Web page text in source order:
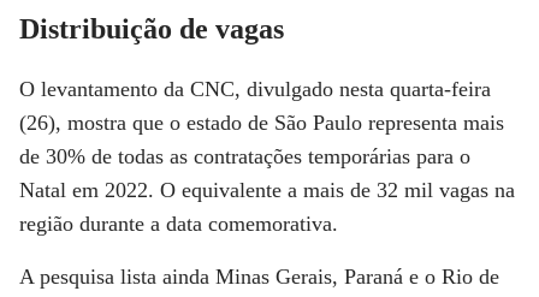
Distribuição de vagas
O levantamento da CNC, divulgado nesta quarta-feira
(26), mostra que o estado de São Paulo representa mais
de 30% de todas as contratações temporárias para o
Natal em 2022. O equivalente a mais de 32 mil vagas na
região durante a data comemorativa.
A pesquisa lista ainda Minas Gerais, Paraná e o Rio de